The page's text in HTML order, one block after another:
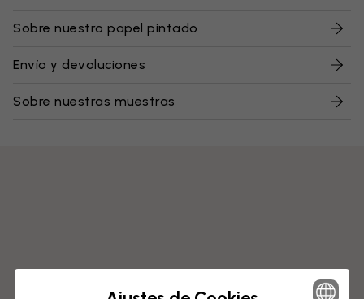
Sobre nuestro papel pintado
Envío y devoluciones
Sobre nuestras muestras